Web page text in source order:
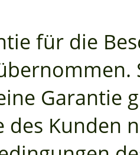
für die
Garantie
des Kunden